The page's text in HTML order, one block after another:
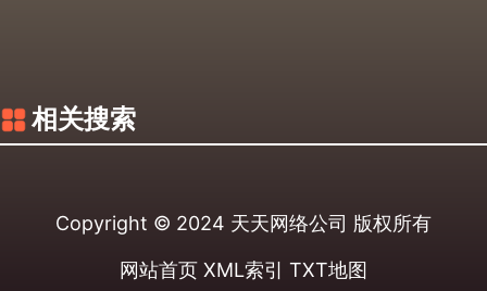
相关搜索
Copyright © 2024 天天网络公司 版权所有
网站首页 XML索引 TXT地图